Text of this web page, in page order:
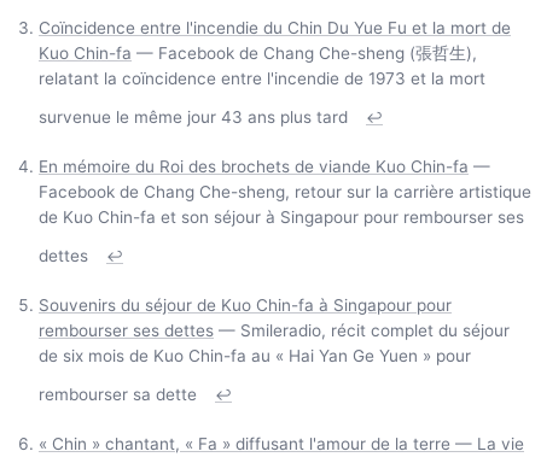
Coïncidence entre l'incendie du Chin Du Yue Fu et la mort de
Kuo Chin-fa — Facebook de Chang Che-sheng (張哲生),
relatant la coïncidence entre l'incendie de 1973 et la mort
survenue le même jour 43 ans plus tard
↩
En mémoire du Roi des brochets de viande Kuo Chin-fa —
Facebook de Chang Che-sheng, retour sur la carrière artistique
de Kuo Chin-fa et son séjour à Singapour pour rembourser ses
dettes
↩
Souvenirs du séjour de Kuo Chin-fa à Singapour pour
rembourser ses dettes — Smileradio, récit complet du séjour
de six mois de Kuo Chin-fa au « Hai Yan Ge Yuen » pour
rembourser sa dette
↩
« Chin » chantant, « Fa » diffusant l'amour de la terre — La vie